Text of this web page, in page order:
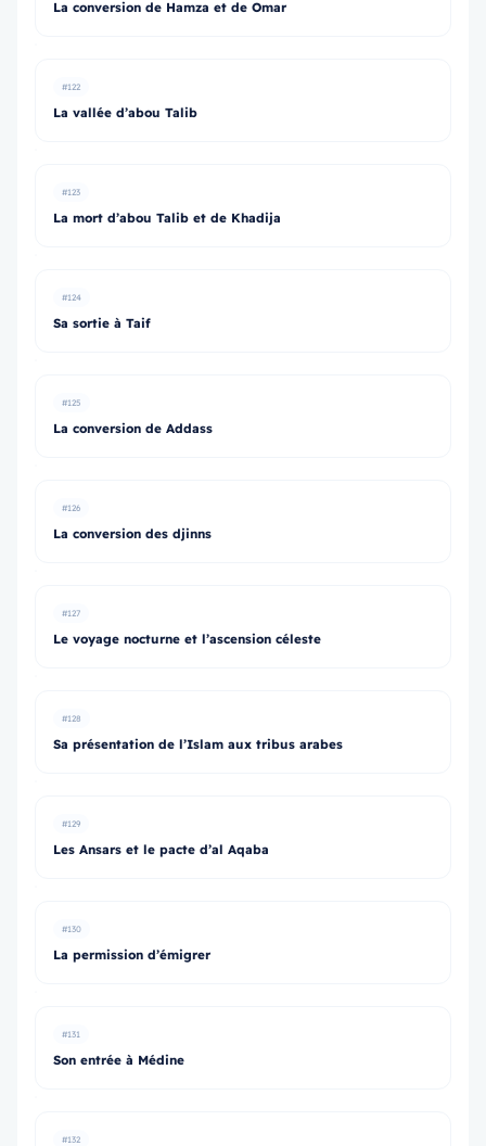
La conversion de Hamza et de Omar
#122
La vallée d’abou Talib
#123
La mort d’abou Talib et de Khadija
#124
Sa sortie à Taif
#125
La conversion de Addass
#126
La conversion des djinns
#127
Le voyage nocturne et l’ascension céleste
#128
Sa présentation de l’Islam aux tribus arabes
#129
Les Ansars et le pacte d’al Aqaba
#130
La permission d’émigrer
#131
Son entrée à Médine
#132